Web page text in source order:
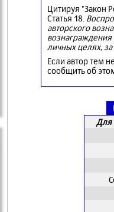
Цитируя "Закон
Статья 18.
авторского
личных целях,
Если автор тем
сообщить об
Для